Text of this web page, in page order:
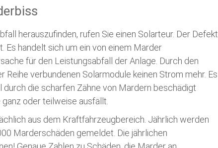
herauszufinden, rufen Sie einen Solarteur. Der Defekt
Es handelt sich um ein von einem Marder
für den Leistungsabfall der Anlage. Durch den
verbundenen Solarmodule keinen Strom mehr. Es
durch die scharfen Zähne von Mardern beschädigt
oder teilweise ausfällt.
aus dem Kraftfahrzeugbereich. Jährlich werden
Marderschäden gemeldet. Die jährlichen